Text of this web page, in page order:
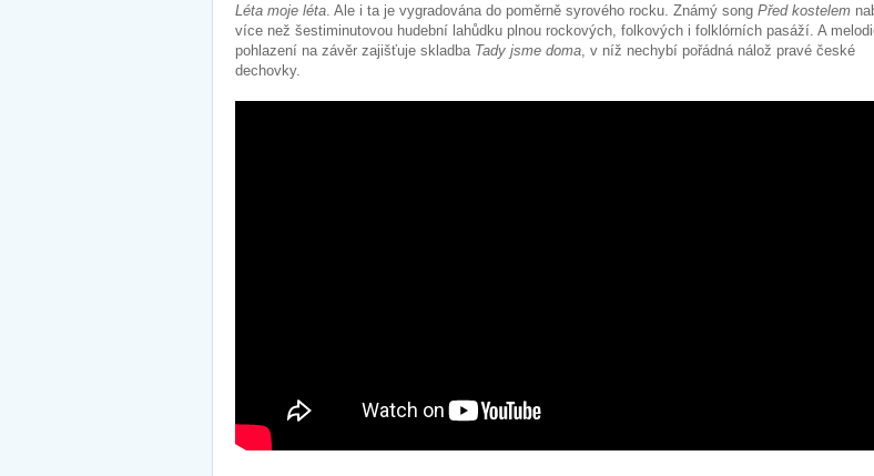
Léta moje léta. Ale i ta je vygradována do poměrně syrového rocku. Známý song Před kostelem
více než šestiminutovou hudební lahůdku plnou rockových, folkových i folklórních pasáží. A
pohlazení na závěr zajišťuje skladba Tady jsme doma, v níž nechybí pořádná nálož pravé české
dechovky.